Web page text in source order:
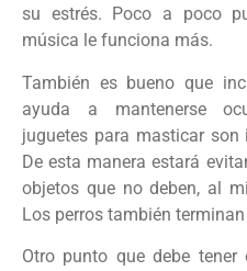
su estrés. Poco a poco
música le funciona más.
También es bueno que
ayuda a mantenerse
juguetes para masticar son
De esta manera estará
objetos que no deben, al
Los perros también
Otro punto que debe